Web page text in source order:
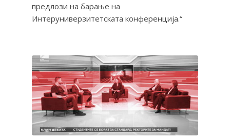
предлози на барање на
Интеруниверзитетската конференција.“